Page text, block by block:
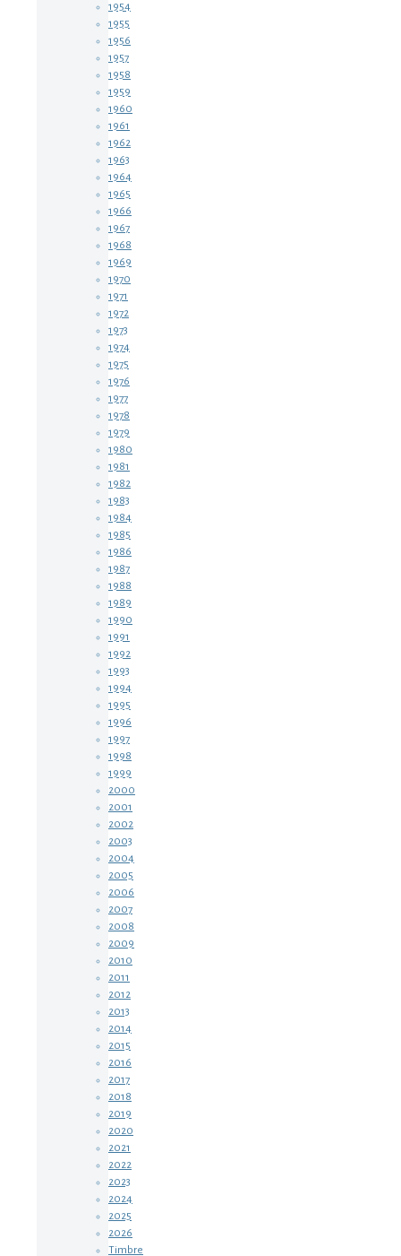
1954
1955
1956
1957
1958
1959
1960
1961
1962
1963
1964
1965
1966
1967
1968
1969
1970
1971
1972
1973
1974
1975
1976
1977
1978
1979
1980
1981
1982
1983
1984
1985
1986
1987
1988
1989
1990
1991
1992
1993
1994
1995
1996
1997
1998
1999
2000
2001
2002
2003
2004
2005
2006
2007
2008
2009
2010
2011
2012
2013
2014
2015
2016
2017
2018
2019
2020
2021
2022
2023
2024
2025
2026
Timbre